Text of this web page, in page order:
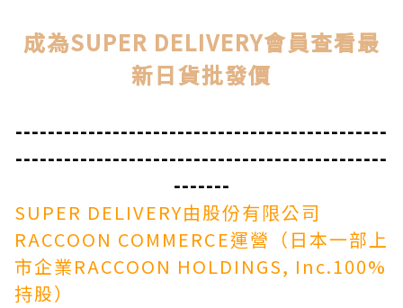
成為SUPER DELIVERY會員查看最
新日貨批發價
----------------------------------------------
----------------------------------------------
-------
SUPER DELIVERY由股份有限公司
RACCOON COMMERCE運營（日本一部上
市企業RACCOON HOLDINGS, Inc.100%
持股）